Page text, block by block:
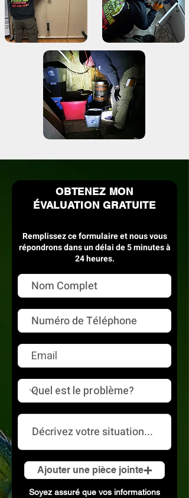
OBTENEZ MON
ÉVALUATION GRATUITE
Remplissez ce formulaire et nous vous
répondrons dans un délai de 5 minutes à
24 heures.
Ajouter une pièce jointe
Soyez assuré que vos informations